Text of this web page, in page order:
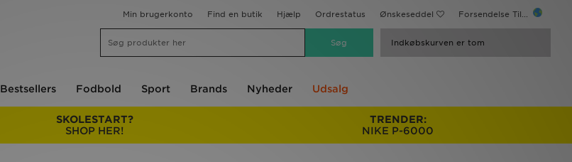
Min brugerkonto Find en butik Hjælp Ordrestatus Ønskeseddel Forsendelse Til...
Indkøbskurven er tom
Bestsellers Fodbold Sport Brands Nyheder Udsalg
SKOLESTART?
SHOP HER!
TRENDER:
NIKE P-6000